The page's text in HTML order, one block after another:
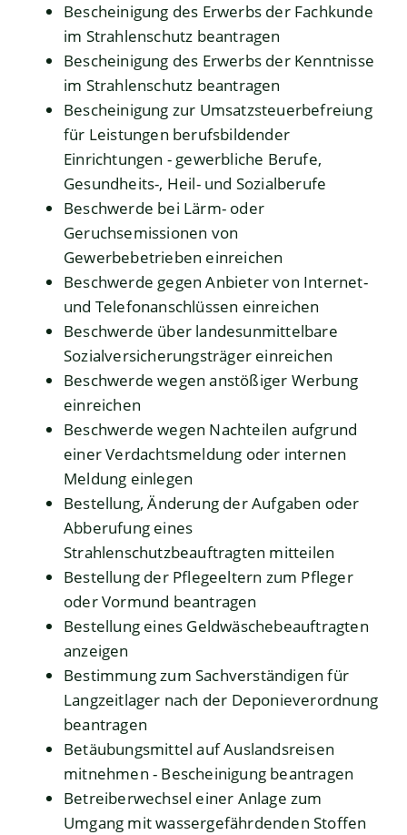
Bescheinigung des Erwerbs der Fachkunde
im Strahlenschutz beantragen
Bescheinigung des Erwerbs der Kenntnisse
im Strahlenschutz beantragen
Bescheinigung zur Umsatzsteuerbefreiung
für Leistungen berufsbildender
Einrichtungen - gewerbliche Berufe,
Gesundheits-, Heil- und Sozialberufe
Beschwerde bei Lärm- oder
Geruchsemissionen von
Gewerbebetrieben einreichen
Beschwerde gegen Anbieter von Internet-
und Telefonanschlüssen einreichen
Beschwerde über landesunmittelbare
Sozialversicherungsträger einreichen
Beschwerde wegen anstößiger Werbung
einreichen
Beschwerde wegen Nachteilen aufgrund
einer Verdachtsmeldung oder internen
Meldung einlegen
Bestellung, Änderung der Aufgaben oder
Abberufung eines
Strahlenschutzbeauftragten mitteilen
Bestellung der Pflegeeltern zum Pfleger
oder Vormund beantragen
Bestellung eines Geldwäschebeauftragten
anzeigen
Bestimmung zum Sachverständigen für
Langzeitlager nach der Deponieverordnung
beantragen
Betäubungsmittel auf Auslandsreisen
mitnehmen - Bescheinigung beantragen
Betreiberwechsel einer Anlage zum
Umgang mit wassergefährdenden Stoffen